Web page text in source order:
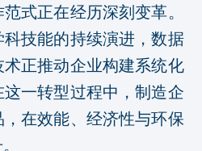
式正在经历深刻变革。
技能的持续演进，数据
正推动企业构建系统化
一转型过程中，制造企
在效能、经济性与环保